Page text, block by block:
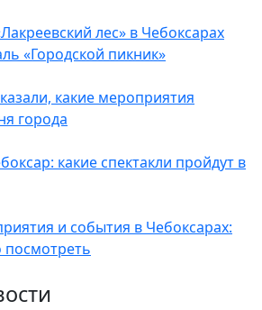
лес» в Чебоксарах
«Городской пикник»
какие мероприятия
города
какие спектакли пройдут в
и события в Чебоксарах:
посмотреть